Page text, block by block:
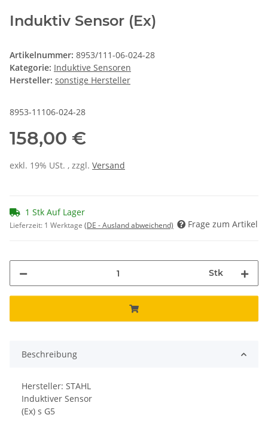
Induktiv Sensor (Ex)
Artikelnummer: 8953/111-06-024-28
Kategorie: Induktive Sensoren
Hersteller: sonstige Hersteller
8953-11106-024-28
158,00 €
exkl. 19% USt. , zzgl. Versand
1 Stk Auf Lager
Lieferzeit: 1 Werktage (DE - Ausland abweichend) Frage zum Artikel
Stk
Beschreibung
Hersteller: STAHL
Induktiver Sensor
(Ex) s G5